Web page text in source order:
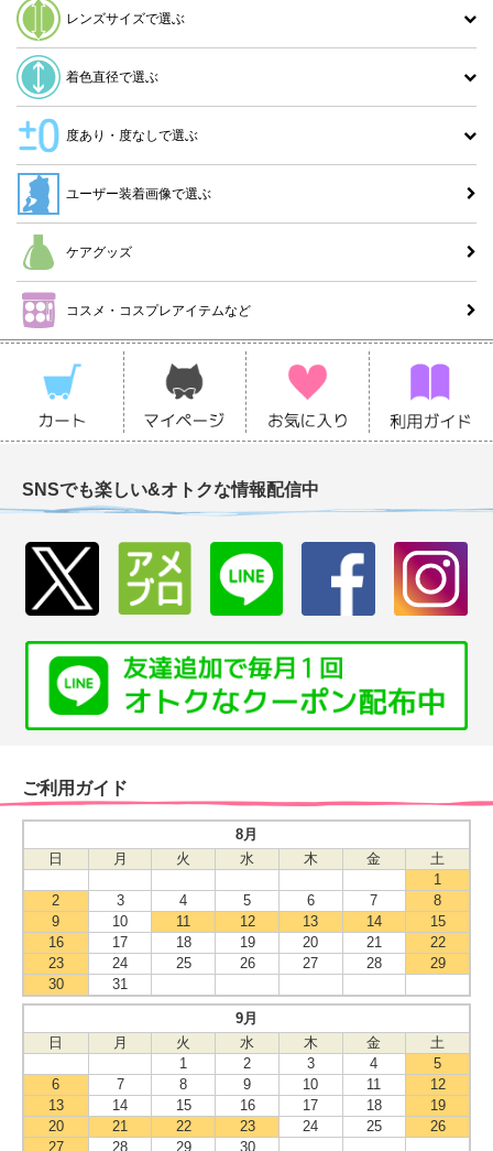
レンズサイズで選ぶ
着色直径で選ぶ
度あり・度なしで選ぶ
ユーザー装着画像で選ぶ
ケアグッズ
コスメ・コスプレアイテムなど
SNSでも楽しい&オトクな情報配信中
ご利用ガイド
8月
日
月 火 水 木 金
土
1
2
3 4 5 6 7
8
9
10 11 12 13 14
15
16
17 18 19 20 21
22
23
24 25 26 27 28
29
30
31
9月
日
月 火 水 木 金
土
1
2 3 4
5
6
7 8 9 10 11
12
13
14 15 16 17 18
19
20
21 22 23 24 25
26
27
28 29 30